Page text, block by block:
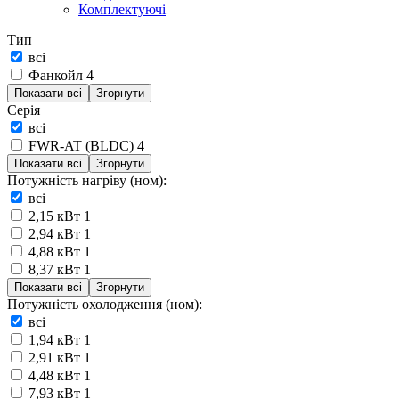
Комплектуючі
Тип
всі
Фанкойл 4
Показати всі Згорнути
Серія
всі
FWR-AT (BLDC) 4
Показати всі Згорнути
Потужність нагріву (ном):
всі
2,15 кВт 1
2,94 кВт 1
4,88 кВт 1
8,37 кВт 1
Показати всі Згорнути
Потужність охолодження (ном):
всі
1,94 кВт 1
2,91 кВт 1
4,48 кВт 1
7,93 кВт 1